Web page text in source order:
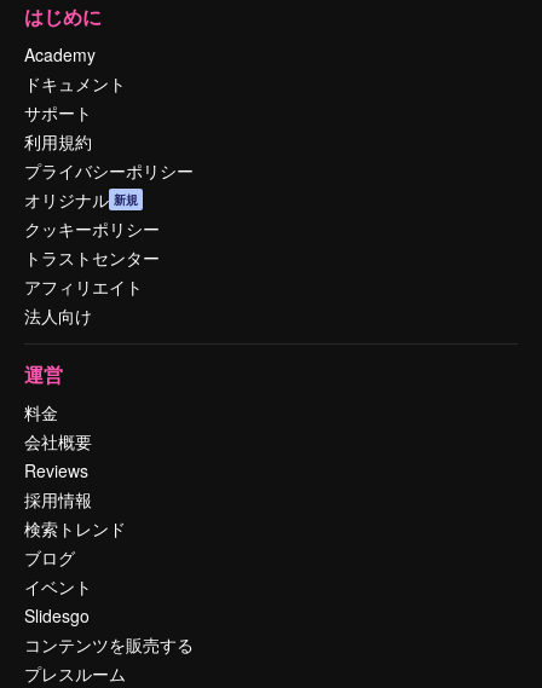
はじめに
Academy
ドキュメント
サポート
利用規約
プライバシーポリシー
オリジナル 新規
クッキーポリシー
トラストセンター
アフィリエイト
法人向け
運営
料金
会社概要
Reviews
採用情報
検索トレンド
ブログ
イベント
Slidesgo
コンテンツを販売する
プレスルーム